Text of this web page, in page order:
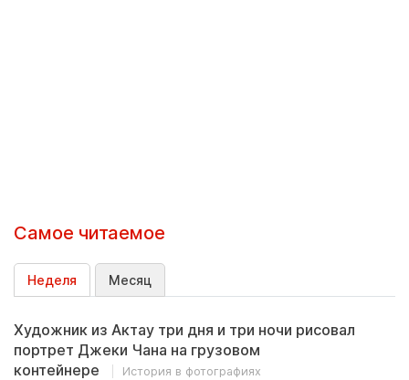
Самое читаемое
Неделя Месяц
Художник из Актау три дня и три ночи рисовал
портрет Джеки Чана на грузовом
контейнере
История в фотографиях